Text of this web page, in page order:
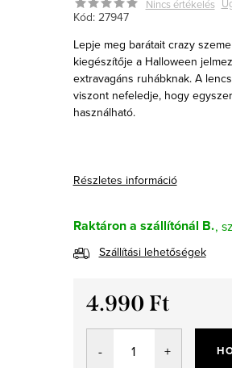
Nincs értékelés
Kód: 27947
Lepje meg barátait crazy
kiegészítője a Halloween
extravagáns ruhábknak. A
viszont nefeledje, hogy
használható.
Részletes információ
Raktáron a szállítónál B.
Szállítási lehetőségek
4.990 Ft
Egységár: